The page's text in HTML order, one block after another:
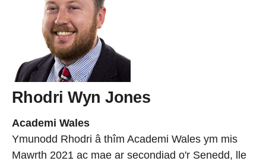
Rhodri Wyn Jones
Academi Wales
Ymunodd Rhodri â thîm Academi Wales ym mis
Mawrth 2021 ac mae ar secondiad o'r Senedd, lle